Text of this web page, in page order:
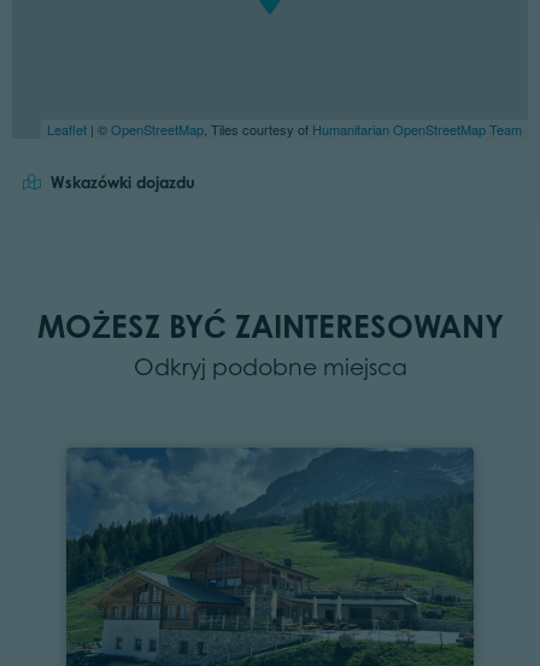
Leaflet | ©OpenStreetMap , Tiles courtesy of Humanitarian OpenStreetMap Team
Wskazówki dojazdu
MOŻESZ BYĆ ZAINTERESOWANY
Odkryj podobne miejsca